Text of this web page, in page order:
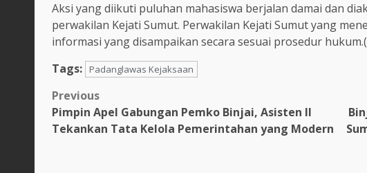
Aksi yang diikuti puluhan mahasiswa berjalan damai dan
perwakilan Kejati Sumut. Perwakilan Kejati Sumut yang
informasi yang disampaikan secara sesuai prosedur
Tags:
Padanglawas Kejaksaan
Post
navigation
Previous
Pimpin Apel Gabungan Pemko Binjai, Asisten II
Tekankan Tata Kelola Pemerintahan yang Modern